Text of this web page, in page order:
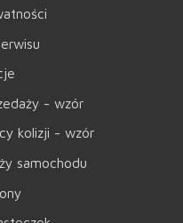
- wzór
kolizji - wzór
samochodu